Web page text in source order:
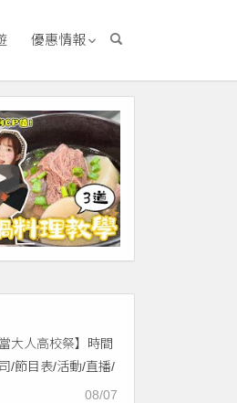
優惠情報
大人高校祭】時間
/節目表/活動/直播/
費入場！
08/07